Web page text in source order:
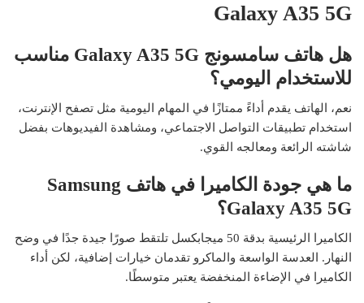
Galaxy A35 5G
هل هاتف سامسونج Galaxy A35 5G مناسب
للاستخدام اليومي؟
نعم، الهاتف يقدم أداءً ممتازًا في المهام اليومية مثل تصفح الإنترنت،
استخدام تطبيقات التواصل الاجتماعي، ومشاهدة الفيديوهات بفضل
شاشته الرائعة ومعالجه القوي.
ما هي جودة الكاميرا في هاتف Samsung
Galaxy A35 5G؟
الكاميرا الرئيسية بدقة 50 ميجابكسل تلتقط صورًا جيدة جدًا في وضح
النهار. العدسة الواسعة والماكرو تقدمان خيارات إضافية، لكن أداء
الكاميرا في الإضاءة المنخفضة يعتبر متوسطًا.